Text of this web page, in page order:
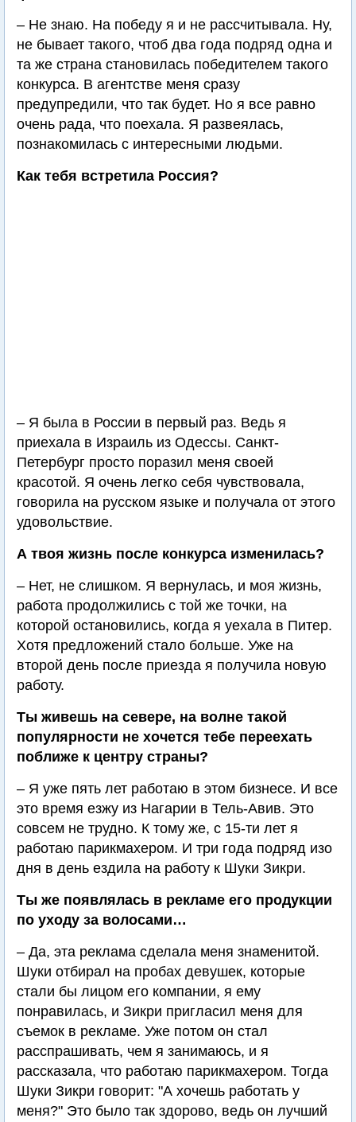
– Не знаю. На победу я и не рассчитывала. Ну,
не бывает такого, чтоб два года подряд одна и
та же страна становилась победителем такого
конкурса. В агентстве меня сразу
предупредили, что так будет. Но я все равно
очень рада, что поехала. Я развеялась,
познакомилась с интересными людьми.
Как тебя встретила Россия?
– Я была в России в первый раз. Ведь я
приехала в Израиль из Одессы. Санкт-
Петербург просто поразил меня своей
красотой. Я очень легко себя чувствовала,
говорила на русском языке и получала от этого
удовольствие.
А твоя жизнь после конкурса изменилась?
– Нет, не слишком. Я вернулась, и моя жизнь,
работа продолжились с той же точки, на
которой остановились, когда я уехала в Питер.
Хотя предложений стало больше. Уже на
второй день после приезда я получила новую
работу.
Ты живешь на севере, на волне такой
популярности не хочется тебе переехать
поближе к центру страны?
– Я уже пять лет работаю в этом бизнесе. И все
это время езжу из Нагарии в Тель-Авив. Это
совсем не трудно. К тому же, с 15-ти лет я
работаю парикмахером. И три года подряд изо
дня в день ездила на работу к Шуки Зикри.
Ты же появлялась в рекламе его продукции
по уходу за волосами…
– Да, эта реклама сделала меня знаменитой.
Шуки отбирал на пробах девушек, которые
стали бы лицом его компании, я ему
понравилась, и Зикри пригласил меня для
съемок в рекламе. Уже потом он стал
расспрашивать, чем я занимаюсь, и я
рассказала, что работаю парикмахером. Тогда
Шуки Зикри говорит: "А хочешь работать у
меня?" Это было так здорово, ведь он лучший